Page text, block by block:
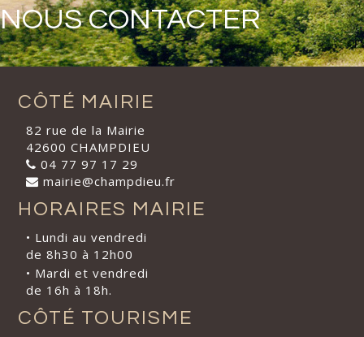
NOUS CONTACTER
CÔTÉ MAIRIE
82 rue de la Mairie
42600 CHAMPDIEU
04 77 97 17 29
mairie@champdieu.fr
HORAIRES MAIRIE
• Lundi au vendredi
de 8h30 à 12h00
• Mardi et vendredi
de 16h à 18h.
CÔTÉ TOURISME